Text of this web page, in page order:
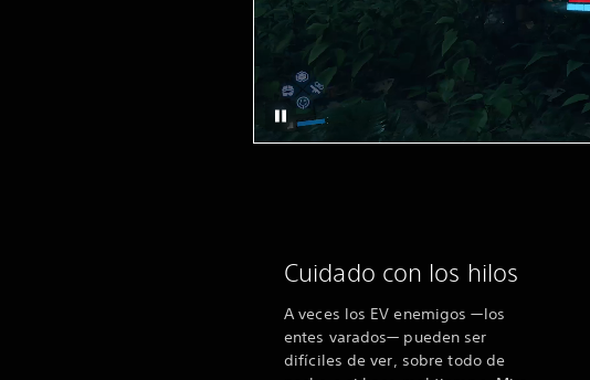
Cuidado con los hilos
A veces los EV enemigos —los
entes varados— pueden ser
difíciles de ver, sobre todo de